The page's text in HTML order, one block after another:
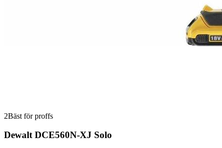
2Bäst för proffs
Dewalt DCE560N-XJ Solo